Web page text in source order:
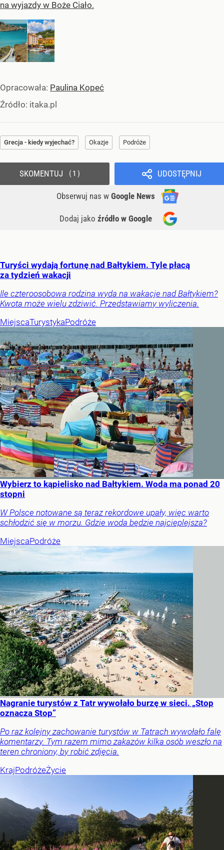
na wyjazdy w Boże Ciało.
Opracowała: Paulina Kopeć
Źródło: itaka.pl
Grecja - kiedy wyjechać? Okazje Podróże
UDOSTĘPNIJ
Obserwuj nas w Google News
Dodaj jako źródło w Google
SKOMENTUJ 1
Turyści wydają fortunę nad Bałtykiem. Tyle płacą
za tydzień wakacji
Ile czteroosobowa rodzina wyda na wakacje nad Bałtykiem?
Kwota może wielu zdziwić. Przedstawiamy wyliczenia.
MiejscaTurystykaPodróże
Wybierz to kąpielisko nad Bałtykiem. Woda ma ponad 20
stopni
W Polsce notowane są teraz rekordowe upały, więc warto
schłodzić się w morzu. Gdzie woda będzie najcieplejsza?
MiejscaPodróże
Nagranie turystów z Tatr wywołało burzę w sieci. „Stop
oznacza Stop”
Po raz kolejny zachowanie turystów w Tatrach wywołało falę
komentarzy. Tym razem mimo zakazów kilka osób weszło na
teren chroniony, by robić zdjęcia.
KrajPodróżeŻycie